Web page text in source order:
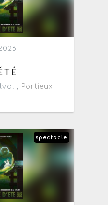
, Portieux
spectacle